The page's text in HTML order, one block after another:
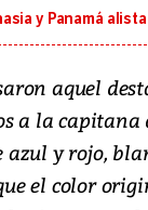
y Panamá
aquel
a la
azul y rojo,
el color